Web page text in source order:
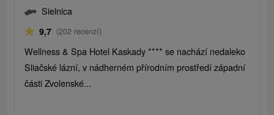
Sielnica
9,7 (202 recenzí)
Wellness & Spa Hotel Kaskady **** se nachází nedaleko
Sliačské lázní, v nádherném přírodním prostředí západní
části Zvolenské...